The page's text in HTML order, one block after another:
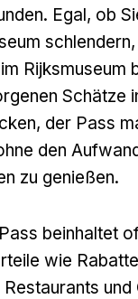
Egal, ob
Rijksmuseum
Schätze
der Pass
den
zu genießen.
beinhaltet
wie
und